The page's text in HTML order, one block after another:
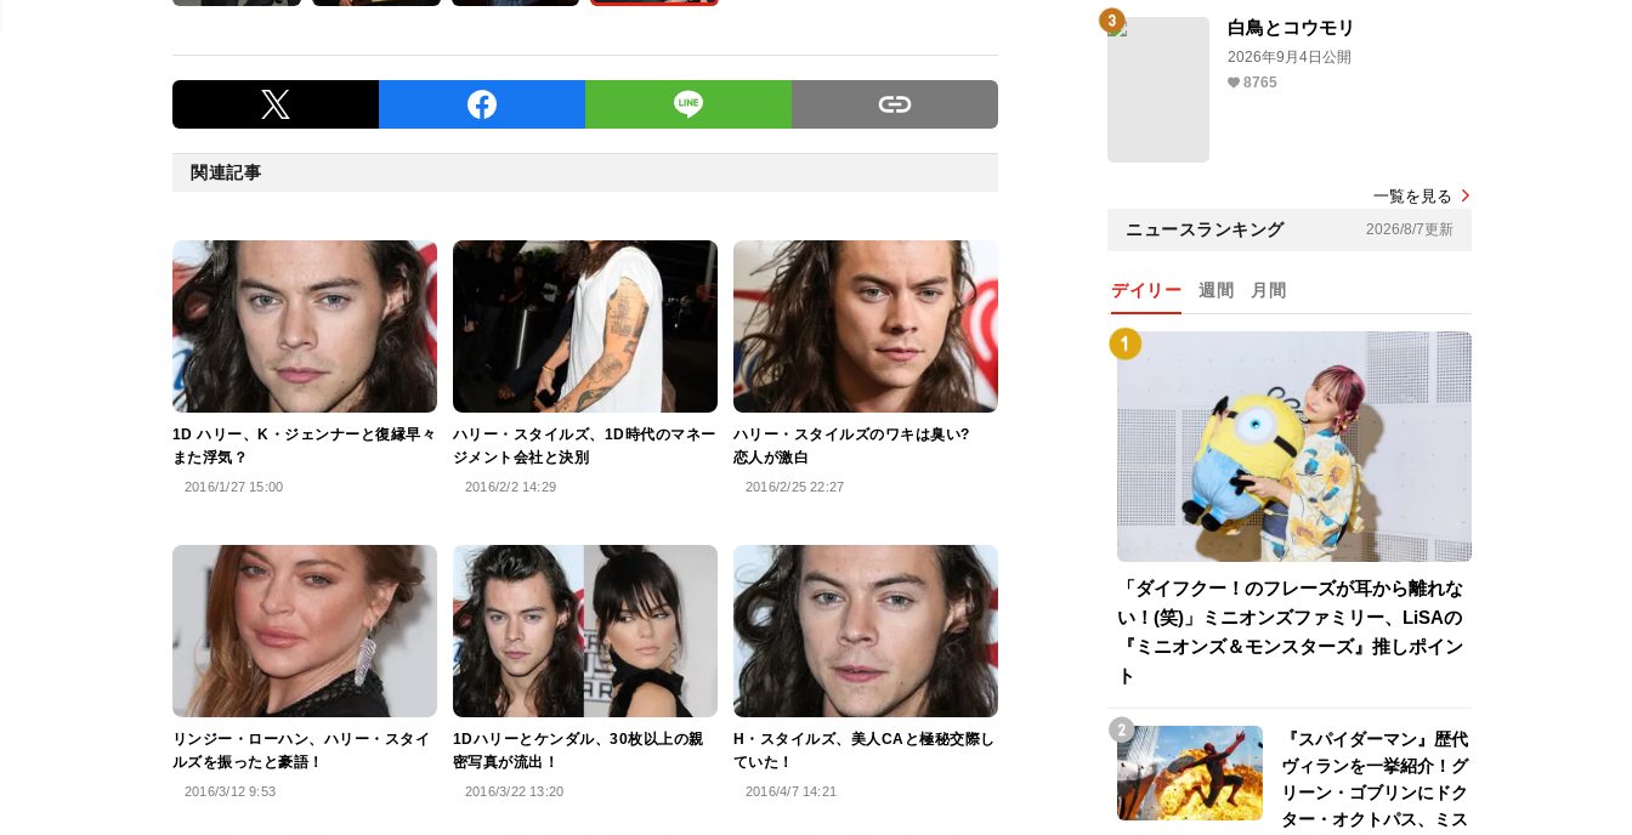
関連記事
1D ハリー、K・ジェンナーと復縁早々
また浮気？
2016/1/27 15:00
ハリー・スタイルズ、1D時代のマネー
ジメント会社と決別
2016/2/2 14:29
ハリー・スタイルズのワキは臭い?
恋人が激白
2016/2/25 22:27
リンジー・ローハン、ハリー・スタイ
ルズを振ったと豪語！
2016/3/12 9:53
1Dハリーとケンダル、30枚以上の親
密写真が流出！
2016/3/22 13:20
H・スタイルズ、美人CAと極秘交際し
ていた！
2016/4/7 14:21
白鳥とコウモリ
2026年9月4日公開
8765
一覧を見る
ニュースランキング 2026/8/7更新
デイリー 週間 月間
「ダイフクー！のフレーズが耳から離れな
い！(笑)」ミニオンズファミリー、LiSAの
『ミニオンズ＆モンスターズ』推しポイン
ト
『スパイダーマン』歴代
ヴィランを一挙紹介！グ
リーン・ゴブリンにドク
ター・オクトパス、ミス